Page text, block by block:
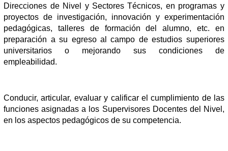
Direcciones de Nivel y Sectores Técnicos, en programas y
proyectos de investigación, innovación y experimentación
pedagógicas, talleres de formación del alumno, etc. en
preparación a su egreso al campo de estudios superiores
universitarios o mejorando sus condiciones de
empleabilidad.
Conducir, articular, evaluar y calificar el cumplimiento de las
funciones asignadas a los Supervisores Docentes del Nivel,
en los aspectos pedagógicos de su competencia.